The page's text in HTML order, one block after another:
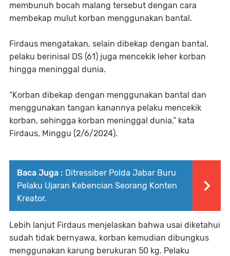
membunuh bocah malang tersebut dengan cara
membekap mulut korban menggunakan bantal.
Firdaus mengatakan, selain dibekap dengan bantal,
pelaku berinisal DS (61) juga mencekik leher korban
hingga meninggal dunia.
“Korban dibekap dengan menggunakan bantal dan
menggunakan tangan kanannya pelaku mencekik
korban, sehingga korban meninggal dunia,” kata
Firdaus, Minggu (2/6/2024).
Baca Juga : Ditressiber Polda Jabar Buru
Pelaku Ujaran Kebencian Seorang Konten
Kreator.
Lebih lanjut Firdaus menjelaskan bahwa usai diketahui
sudah tidak bernyawa, korban kemudian dibungkus
menggunakan karung berukuran 50 kg. Pelaku